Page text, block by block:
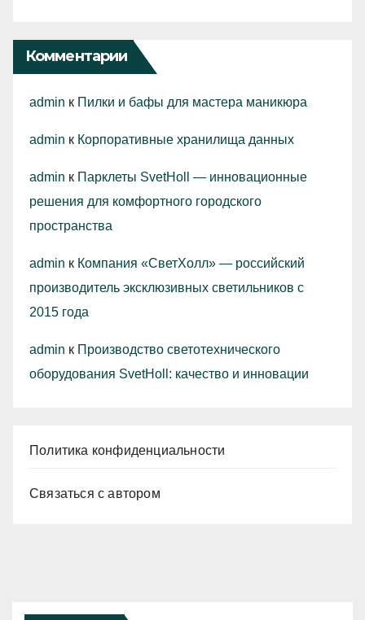
Комментарии
admin к Пилки и бафы для мастера маникюра
admin к Корпоративные хранилища данных
admin к Парклеты SvetHoll — инновационные
решения для комфортного городского
пространства
admin к Компания «СветХолл» — российский
производитель эксклюзивных светильников с
2015 года
admin к Производство светотехнического
оборудования SvetHoll: качество и инновации
Политика конфиденциальности
Связаться с автором